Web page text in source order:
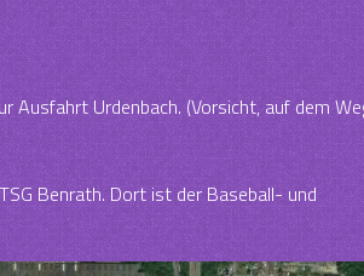
Ausfahrt Urdenbach. (Vorsicht, auf dem
Benrath. Dort ist der Baseball- und